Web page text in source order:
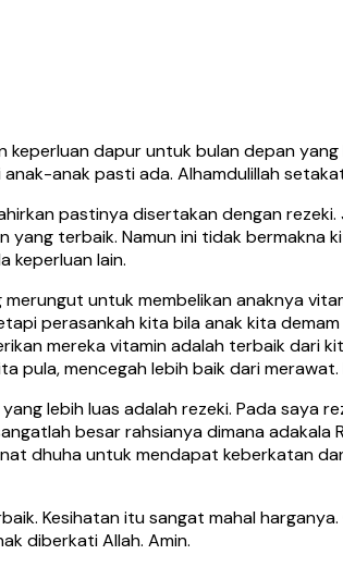
keperluan dapur untuk bulan depan
anak pasti ada. Alhamdulillah
pastinya disertakan dengan
yang terbaik. Namun ini tidak
keperluan lain.
untuk membelikan anaknya
perasankah kita bila anak kita
mereka vitamin adalah terbaik
kita pula, mencegah lebih baik dari
lebih luas adalah rezeki. Pada saya
besar rahsianya dimana
dhuha untuk mendapat keberkatan
Kesihatan itu sangat mahal
diberkati Allah. Amin.